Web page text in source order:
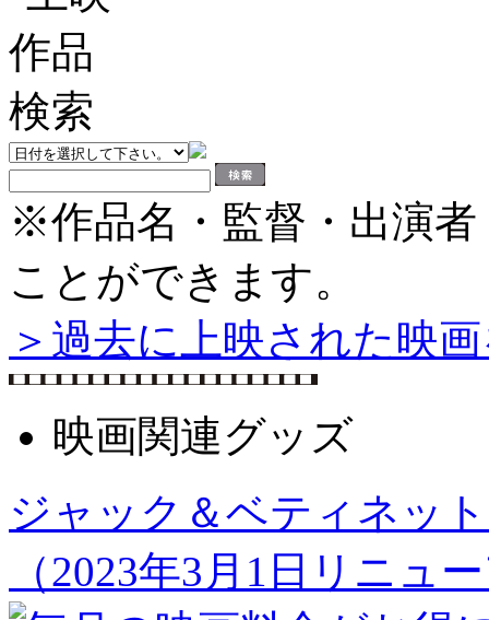
※作品名・監督・出演
ことができます。
＞過去に上映された映
映画関連グッズ
ジャック＆ベティネッ
（2023年3月1日リニュ